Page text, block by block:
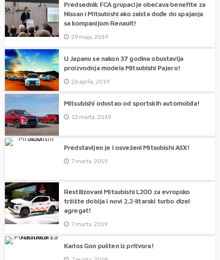
Predsednik FCA grupacije obećava benefite za
Nissan i Mitsubishi ako zaista dođe do spajanja
sa kompanijom Renault!
29 maja, 2019
U Japanu se nakon 37 godina obustavlja
proizvodnja modela Mitsubishi Pajero!
26 aprila, 2019
Mitsubishi odustao od sportskih automobila!
12 marta, 2019
Predstavljen je i osveženi Mitsubishi ASX!
7 marta, 2019
Restilizovani Mitsubishi L200 za evropsko
tržište dobija i novi 2,2-litarski turbo dizel
agregat!
7 marta, 2019
Karlos Gon pušten iz pritvora!